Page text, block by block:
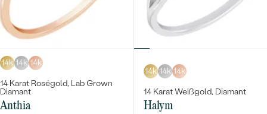
14k 14k 14k
14 Karat Roségold, Lab Grown
Diamant
Anthia
14k 14k 14k
14 Karat Weißgold, Diamant
Halym